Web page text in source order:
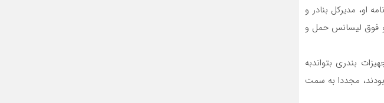
او، مدیرکل بنادر و
استان بوشهر، معاون دریایی سازمان بنادر و دریانوردی دیده می شود . راستاد متولد ۱۳۵۲ و فوق لیسانس حمل و
بندری بتواندبه
مجددا به سمت